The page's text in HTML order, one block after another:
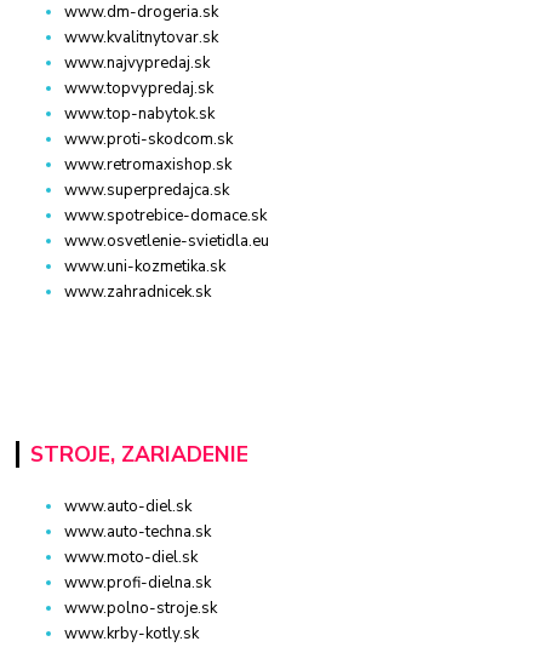
www.dm-drogeria.sk
www.kvalitnytovar.sk
www.najvypredaj.sk
www.topvypredaj.sk
www.top-nabytok.sk
www.proti-skodcom.sk
www.retromaxishop.sk
www.superpredajca.sk
www.spotrebice-domace.sk
www.osvetlenie-svietidla.eu
www.uni-kozmetika.sk
www.zahradnicek.sk
STROJE, ZARIADENIE
www.auto-diel.sk
www.auto-techna.sk
www.moto-diel.sk
www.profi-dielna.sk
www.polno-stroje.sk
www.krby-kotly.sk